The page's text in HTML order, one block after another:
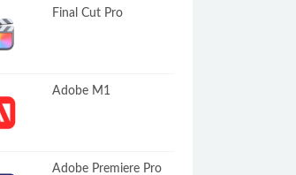
Final Cut Pro
Adobe M1
Adobe Premiere Pro